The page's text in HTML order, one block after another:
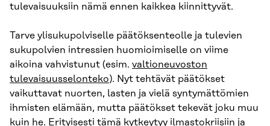
tulevaisuuksiin nämä ennen kaikkea kiinnittyvät.
Tarve ylisukupolviselle päätöksenteolle ja tulevien
sukupolvien intressien huomioimiselle on viime
aikoina vahvistunut (esim. valtioneuvoston
tulevaisuusselonteko). Nyt tehtävät päätökset
vaikuttavat nuorten, lasten ja vielä syntymättömien
ihmisten elämään, mutta päätökset tekevät joku muu
kuin he. Erityisesti tämä kytkeytyy ilmastokriisiin ja